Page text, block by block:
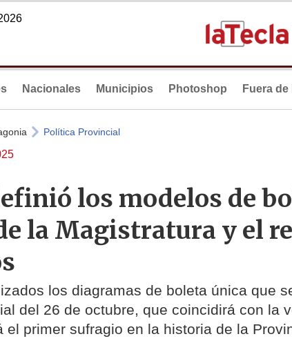
Nacionales Municipios Photoshop Fuera de
Política Provincial
los modelos de
la Magistratura y el
los diagramas de boleta única que
del 26 de octubre, que coincidirá con la
el primer sufragio en la historia de la